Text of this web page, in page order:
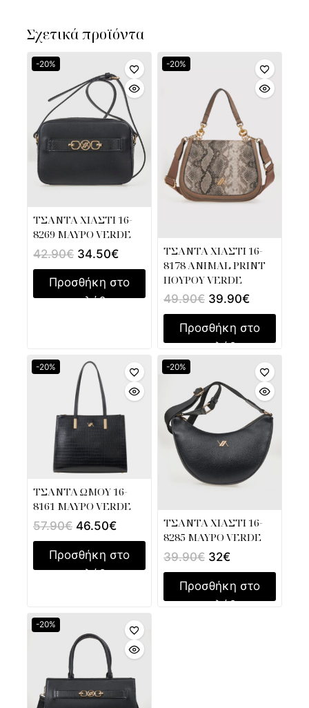
Σχετικά προϊόντα
-20%
ΤΣΑΝΤΑ ΧΙΑΣΤΙ 16-
8269 ΜΑΥΡΟ VERDE
42.90€ 34.50€
Προσθήκη στο
καλάθι
-20%
ΤΣΑΝΤΑ ΧΙΑΣΤΙ 16-
8178 ANIMAL PRINT
ΠΟΥΡΟΥ VERDE
49.90€ 39.90€
Προσθήκη στο
καλάθι
-20%
ΤΣΑΝΤΑ ΩΜΟΥ 16-
8161 ΜΑΥΡΟ VERDE
57.90€ 46.50€
Προσθήκη στο
καλάθι
-20%
ΤΣΑΝΤΑ ΧΙΑΣΤΙ 16-
8285 ΜΑΥΡΟ VERDE
39.90€ 32€
Προσθήκη στο
καλάθι
-20%